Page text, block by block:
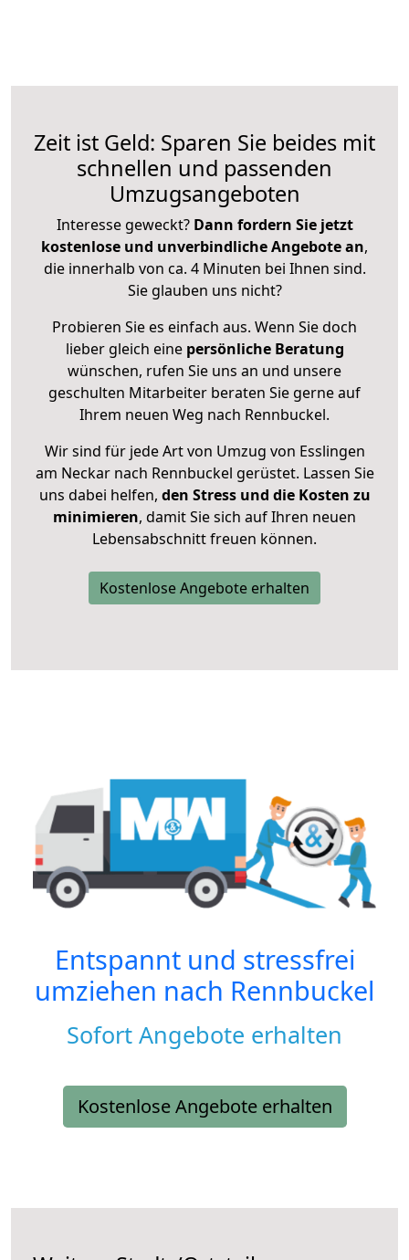
Zeit ist Geld: Sparen Sie beides mit
schnellen und passenden
Umzugsangeboten
Interesse geweckt? Dann fordern Sie jetzt
kostenlose und unverbindliche Angebote an,
die innerhalb von ca. 4 Minuten bei Ihnen sind.
Sie glauben uns nicht?
Probieren Sie es einfach aus. Wenn Sie doch
lieber gleich eine persönliche Beratung
wünschen, rufen Sie uns an und unsere
geschulten Mitarbeiter beraten Sie gerne auf
Ihrem neuen Weg nach Rennbuckel.
Wir sind für jede Art von Umzug von Esslingen
am Neckar nach Rennbuckel gerüstet. Lassen Sie
uns dabei helfen, den Stress und die Kosten zu
minimieren, damit Sie sich auf Ihren neuen
Lebensabschnitt freuen können.
Kostenlose Angebote erhalten
Entspannt und stressfrei
umziehen nach Rennbuckel
Sofort Angebote erhalten
Kostenlose Angebote erhalten